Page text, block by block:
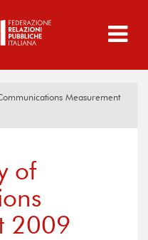
Measurement
of
2009